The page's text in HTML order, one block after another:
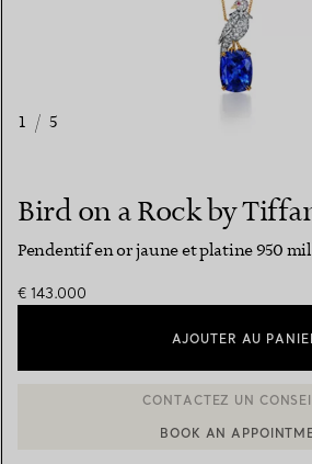
1 / 5
Bird on a Rock by
Pendentif en or jaune et platine 950
€ 143.000
AJOUTER AU
CONTACTER UN CONSEILLER